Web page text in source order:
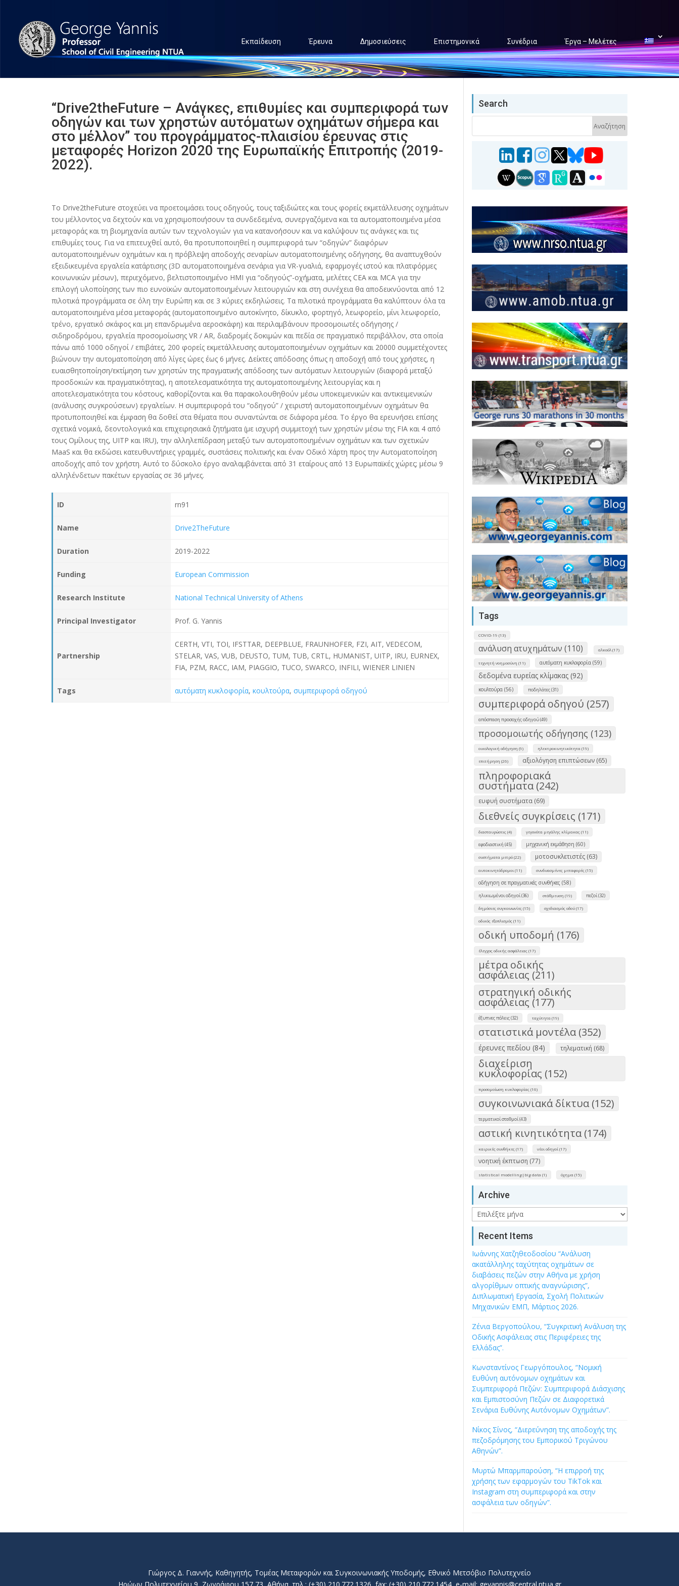
Εκπαίδευση Έρευνα Δημοσιεύσεις Επιστημονικά Συνέδρια Έργα – Μελέτες
“Drive2theFuture – Ανάγκες, επιθυμίες και συμπεριφορά των
οδηγών και των χρηστών αυτόματων οχημάτων σήμερα και
στο μέλλον” του προγράμματος-πλαισίου έρευνας στις
μεταφορές Horizon 2020 της Ευρωπαϊκής Επιτροπής (2019-
2022).
Το Drive2theFuture στοχεύει να προετοιμάσει τους οδηγούς, τους ταξιδιώτες και τους φορείς εκμετάλλευσης οχημάτων
του μέλλοντος να δεχτούν και να χρησιμοποιήσουν τα συνδεδεμένα, συνεργαζόμενα και τα αυτοματοποιημένα μέσα
μεταφοράς και τη βιομηχανία αυτών των τεχνολογιών για να κατανοήσουν και να καλύψουν τις ανάγκες και τις
επιθυμίες τους. Για να επιτευχθεί αυτό, θα προτυποποιηθεί η συμπεριφορά των “οδηγών” διαφόρων
αυτοματοποιημένων οχημάτων και η πρόβλεψη αποδοχής σεναρίων αυτοματοποιημένης οδήγησης, θα αναπτυχθούν
εξειδικευμένα εργαλεία κατάρτισης (3D αυτοματοποιημένα σενάρια για VR-γυαλιά, εφαρμογές ιστού και πλατφόρμες
κοινωνικών μέσων), περιεχόμενο, βελτιστοποιημένο HMI για “οδηγούς”-οχήματα, μελέτες CEA και MCA για την
επιλογή υλοποίησης των πιο ευνοϊκών αυτοματοποιημένων λειτουργιών και στη συνέχεια θα αποδεικνύονται από 12
πιλοτικά προγράμματα σε όλη την Ευρώπη και σε 3 κύριες εκδηλώσεις. Τα πιλοτικά προγράμματα θα καλύπτουν όλα τα
αυτοματοποιημένα μέσα μεταφοράς (αυτοματοποιημένο αυτοκίνητο, δίκυκλο, φορτηγό, λεωφορείο, μίνι λεωφορείο,
τρένο, εργατικό σκάφος και μη επανδρωμένα αεροσκάφη) και περιλαμβάνουν προσομοιωτές οδήγησης /
σιδηροδρόμου, εργαλεία προσομοίωσης VR / AR, διαδρομές δοκιμών και πεδία σε πραγματικό περιβάλλον, στα οποία
πάνω από 1000 οδηγοί / επιβάτες, 200 φορείς εκμετάλλευσης αυτοματοποιημένων οχημάτων και 20000 συμμετέχοντες
βιώνουν την αυτοματοποίηση από λίγες ώρες έως 6 μήνες. Δείκτες απόδοσης όπως η αποδοχή από τους χρήστες, η
ευαισθητοποίηση/εκτίμηση των χρηστών της πραγματικής απόδοσης των αυτόματων λειτουργιών (διαφορά μεταξύ
προσδοκιών και πραγματικότητας), η αποτελεσματικότητα της αυτοματοποιημένης λειτουργίας και η
αποτελεσματικότητα του κόστους, καθορίζονται και θα παρακολουθηθούν μέσω υποκειμενικών και αντικειμενικών
(ανάλυσης συγκρούσεων) εργαλείων. Η συμπεριφορά του “οδηγού” / χειριστή αυτοματοποιημένων οχημάτων θα
προτυποποιηθεί και έμφαση θα δοθεί στα θέματα που συναντώνται σε διάφορα μέσα. Το έργο θα ερευνήσει επίσης
σχετικά νομικά, δεοντολογικά και επιχειρησιακά ζητήματα (με ισχυρή συμμετοχή των χρηστών μέσω της FIA και 4 από
τους Ομίλους της, UITP και IRU), την αλληλεπίδραση μεταξύ των αυτοματοποιημένων οχημάτων και των σχετικών
MaaS και θα εκδώσει κατευθυντήριες γραμμές, συστάσεις πολιτικής και έναν Οδικό Χάρτη προς την Αυτοματοποίηση
αποδοχής από τον χρήστη. Αυτό το δύσκολο έργο αναλαμβάνεται από 31 εταίρους από 13 Ευρωπαϊκές χώρες; μέσω 9
αλληλένδετων πακέτων εργασίας σε 36 μήνες.
ID rn91
Name Drive2TheFuture
Duration 2019-2022
Funding European Commission
Research Institute National Technical University of Athens
Principal Investigator Prof. G. Yannis
Partnership
CERTH, VTI, TOI, IFSTTAR, DEEPBLUE, FRAUNHOFER, FZI, AIT, VEDECOM,
STELAR, VAS, VUB, DEUSTO, TUM, TUB, CRTL, HUMANIST, UITP, IRU, EURNEX,
FIA, PZM, RACC, IAM, PIAGGIO, TUCO, SWARCO, INFILI, WIENER LINIEN
Tags αυτόματη κυκλοφορία,κουλτούρα,συμπεριφορά οδηγού
Search
Tags
COVID-19 (13)
ανάλυση ατυχημάτων (110) αλκοόλ (17)
τεχνητή νοημοσύνη (11) αυτόματη κυκλοφορία (59)
δεδομένα ευρείας κλίμακας (92)
κουλτούρα (56) ποδηλάτες (31)
συμπεριφορά οδηγού (257)
απόσπαση προσοχής οδηγού (49)
προσομοιωτής οδήγησης (123)
οικολογική οδήγηση (9) ηλεκτροκινητικότητα (19)
επιτήρηση (26) αξιολόγηση επιπτώσεων (65)
πληροφοριακά
συστήματα (242)
ευφυή συστήματα (69)
διεθνείς συγκρίσεις (171)
διασταυρώσεις (4) γεγονότα μεγάλης κλίμακας (11)
εφοδιαστική (45) μηχανική εκμάθηση (60)
συστήματα μετρό (22) μοτοσυκλετιστές (63)
αυτοκινητόδρομοι (11) συνδυασμένες μεταφορές (15)
οδήγηση σε πραγματικές συνθήκες (58)
ηλικιωμένοι οδηγοί (36) στάθμευση (19) πεζοί (32)
δημόσιες συγκοινωνίες (15) σχεδιασμός οδού (17)
οδικός εξοπλισμός (11)
οδική υποδομή (176)
έλεγχος οδικής ασφάλειας (17)
μέτρα οδικής
ασφάλειας (211)
στρατηγική οδικής
ασφάλειας (177)
έξυπνες πόλεις (32) ταχύτητα (19)
στατιστικά μοντέλα (352)
έρευνες πεδίου (84) τηλεματική (68)
διαχείριση
κυκλοφορίας (152)
προσομοίωση κυκλοφορίας (16)
συγκοινωνιακά δίκτυα (152)
τερματικοί σταθμοί (43)
αστική κινητικότητα (174)
καιρικές συνθήκες (17) νέοι οδηγοί (17)
νοητική έκπτωση (77)
statistical modelling|big data (1) όχημα (15)
Archive
Archive
Recent Items
Ιωάννης Χατζηθεοδοσίου “Ανάλυση
ακατάλληλης ταχύτητας οχημάτων σε
διαβάσεις πεζών στην Αθήνα με χρήση
αλγορίθμων οπτικής αναγνώρισης”,
Διπλωματική Εργασία, Σχολή Πολιτικών
Μηχανικών ΕΜΠ, Μάρτιος 2026.
Ζένια Βεργοπούλου, “Συγκριτική Ανάλυση της
Οδικής Ασφάλειας στις Περιφέρειες της
Ελλάδας”.
Κωνσταντίνος Γεωργόπουλος, “Νομική
Ευθύνη αυτόνομων οχημάτων και
Συμπεριφορά Πεζών: Συμπεριφορά Διάσχισης
και Εμπιστοσύνη Πεζών σε Διαφορετικά
Σενάρια Ευθύνης Αυτόνομων Οχημάτων”.
Νίκος Σίνος, “Διερεύνηση της αποδοχής της
πεζοδρόμησης του Εμπορικού Τριγώνου
Αθηνών”.
Μυρτώ Μπαρμπαρούση, “Η επιρροή της
χρήσης των εφαρμογών του TikTok και
Instagram στη συμπεριφορά και στην
ασφάλεια των οδηγών”.
Γιώργος Δ. Γιαννής, Καθηγητής, Τομέας Μεταφορών και Συγκοινωνιακής Υποδομής, Εθνικό Μετσόβιο Πολυτεχνείο